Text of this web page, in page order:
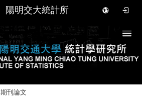
陽明交大統計所
期刊論文